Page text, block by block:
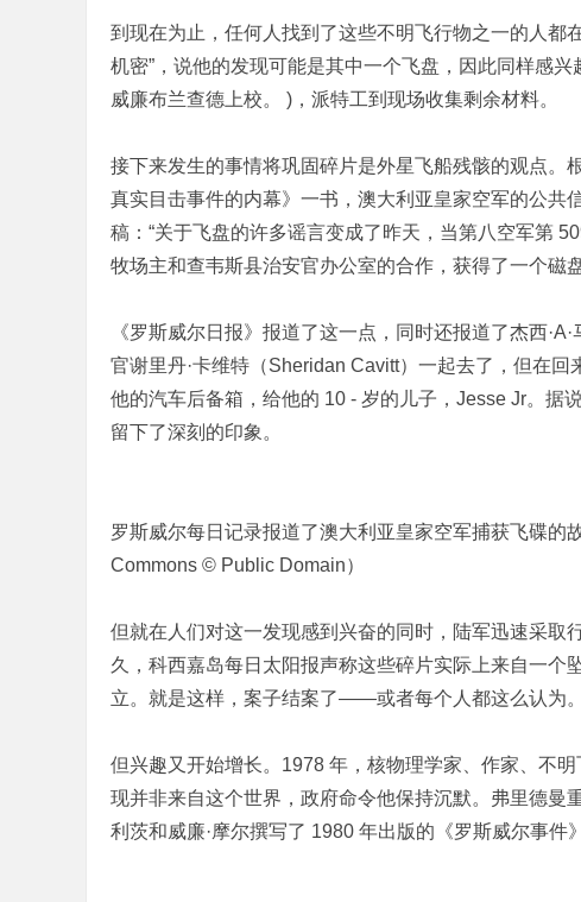
到现在为止，任何人找到了这些不明飞行物之一的人都
机密”，说他的发现可能是其中一个飞盘，因此同样感
威廉布兰查德上校。 )，派特工到现场收集剩余材料。
接下来发生的事情将巩固碎片是外星飞船残骸的观点。
真实目击事件的内幕》一书，澳大利亚皇家空军的公共
稿：“关于飞盘的许多谣言变成了昨天，当第八空军第
牧场主和查韦斯县治安官办公室的合作，获得了一个磁
《罗斯威尔日报》报道了这一点，同时还报道了杰西
官谢里丹·卡维特（Sheridan Cavitt）一起去了，但在
他的汽车后备箱，给他的 10 - 岁的儿子，Jesse Jr。据
留下了深刻的印象。
罗斯威尔每日记录报道了澳大利亚皇家空军捕获飞碟
Commons © Public Domain）
但就在人们对这一发现感到兴奋的同时，陆军迅速采取
久，科西嘉岛每日太阳报声称这些碎片实际上来自一
立。就是这样，案子结案了——或者每个人都这么认为。
但兴趣又开始增长。1978 年，核物理学家、作家、不
现并非来自这个世界，政府命令他保持沉默。弗里德曼
利茨和威廉·摩尔撰写了 1980 年出版的《罗斯威尔事件